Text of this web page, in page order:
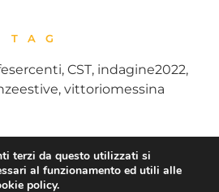
TAG
, CST, indagine2022,
, vittoriomessina
terzi da questo utilizzati si
al funzionamento ed utili alle
policy.